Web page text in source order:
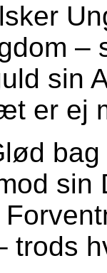
–
sin
er ej
sin
trods